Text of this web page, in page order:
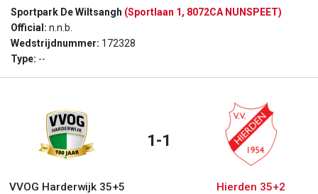
Sportpark De Wiltsangh (Sportlaan 1, 8072CA NUNSPEET)
Official: n.n.b.
Wedstrijdnummer: 172328
Type: --
VVOG Harderwijk 35+5
1-1
Hierden 35+2